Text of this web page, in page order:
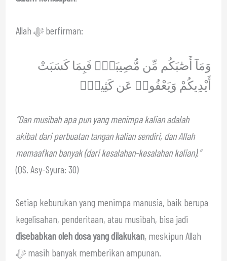
Allah ﷻ berfirman:
وَمَآ أَصَٰبَكُم مِّن مُّصِيبَةٍۢ فَبِمَا كَسَبَتْ
أَيْدِيكُمْ وَيَعْفُوا۟ عَن كَثِيرٍۢ
“Dan musibah apa pun yang menimpa kalian adalah
akibat dari perbuatan tangan kalian sendiri, dan Allah
memaafkan banyak (dari kesalahan-kesalahan kalian).”
(QS. Asy-Syura: 30)
Setiap keburukan yang menimpa manusia, baik berupa
kegelisahan, penderitaan, atau musibah, bisa jadi
disebabkan oleh dosa yang dilakukan, meskipun Allah
ﷻ masih banyak memberikan ampunan.